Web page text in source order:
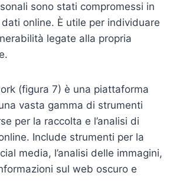
sono stati compromessi in
online. È utile per individuare
legate alla propria
(figura 7) è una piattaforma
vasta gamma di strumenti
per la raccolta e l’analisi di
Include strumenti per la
media, l’analisi delle immagini,
sul web oscuro e